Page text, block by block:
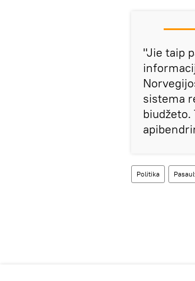
"Jie taip
sistema
Politika